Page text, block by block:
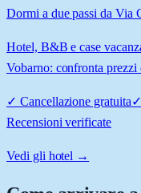
Dormi a due passi da Via
Hotel, B&B e case
Vobarno: confronta prezzi
✓ Cancellazione gratuita✓
Recensioni verificate
Vedi gli hotel →